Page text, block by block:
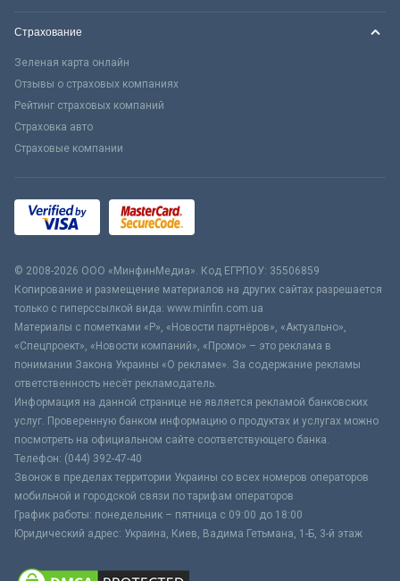
Страхование
Зеленая карта онлайн
Отзывы о страховых компаниях
Рейтинг страховых компаний
Страховка авто
Страховые компании
© 2008-2026 ООО «МинфинМедиа». Код ЕГРПОУ: 35506859
Копирование и размещение материалов на других сайтах разрешается
только с гиперссылкой вида: www.minfin.com.ua
Материалы с пометками «Р», «Новости партнёров», «Актуально»,
«Спецпроект», «Новости компаний», «Промо» – это реклама в
понимании Закона Украины «О рекламе». За содержание рекламы
ответственность несёт рекламодатель.
Информация на данной странице не является рекламой банковских
услуг. Проверенную банком информацию о продуктах и услугах можно
посмотреть на официальном сайте соответствующего банка.
Телефон: (044) 392-47-40
Звонок в пределах территории Украины со всех номеров операторов
мобильной и городской связи по тарифам операторов
График работы: понедельник – пятница с 09:00 до 18:00
Юридический адрес: Украина, Киев, Вадима Гетьмана, 1-Б, 3-й этаж